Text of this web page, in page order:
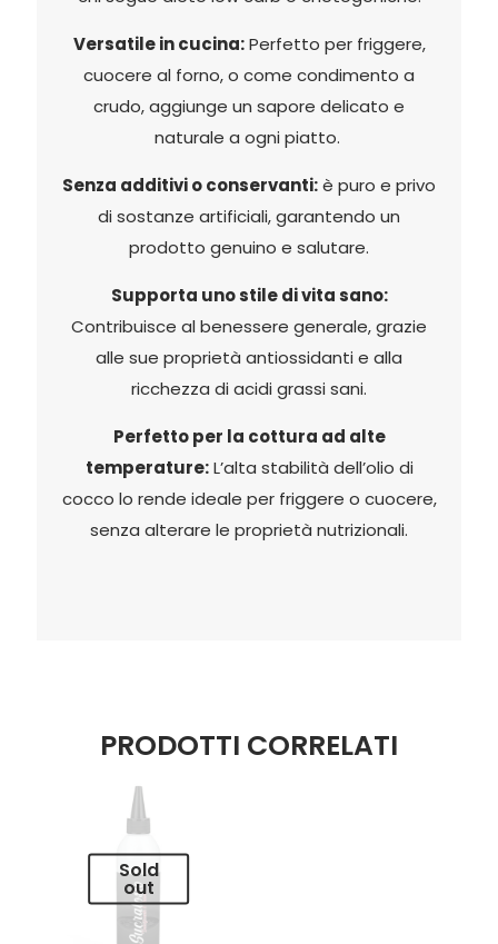
Versatile in cucina:Perfetto per friggere,
cuocere al forno, o come condimento a
crudo, aggiunge un sapore delicato e
naturale a ogni piatto.
Senza additivi o conservanti:è puro e privo
di sostanze artificiali, garantendo un
prodotto genuino e salutare.
Supporta uno stile di vita sano:
Contribuisce al benessere generale, grazie
alle sue proprietà antiossidanti e alla
ricchezza di acidi grassi sani.
Perfetto per la cottura ad alte
temperature:L’alta stabilità dell’olio di
cocco lo rende ideale per friggere o cuocere,
senza alterare le proprietà nutrizionali.
PRODOTTI CORRELATI
Sold
out